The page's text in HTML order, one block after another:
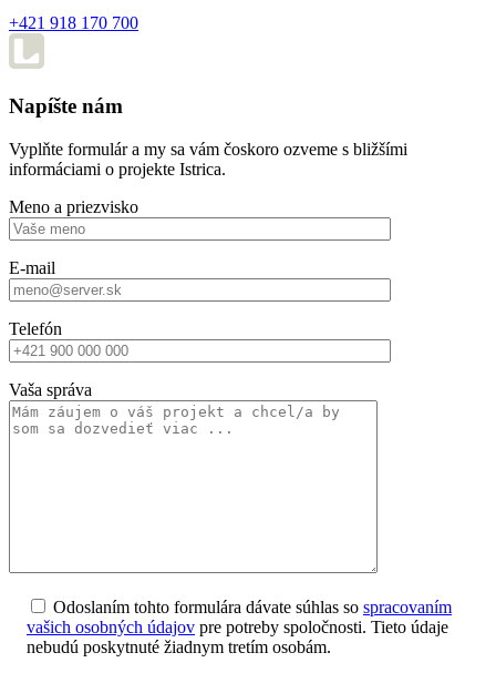
+421 918 170 700
Napíšte nám
Vyplňte formulár a my sa vám čoskoro ozveme s bližšími
informáciami o projekte Istrica.
Meno a priezvisko
E-mail
Telefón
Vaša správa
Odoslaním tohto formulára dávate súhlas so spracovaním
vašich osobných údajov pre potreby spoločnosti. Tieto údaje
nebudú poskytnuté žiadnym tretím osobám.